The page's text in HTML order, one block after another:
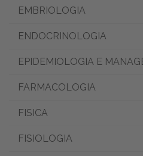
EMBRIOLOGIA
ENDOCRINOLOGIA
EPIDEMIOLOGIA E
FARMACOLOGIA
FISICA
FISIOLOGIA